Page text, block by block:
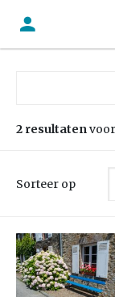
2 resultaten
Sorteer op